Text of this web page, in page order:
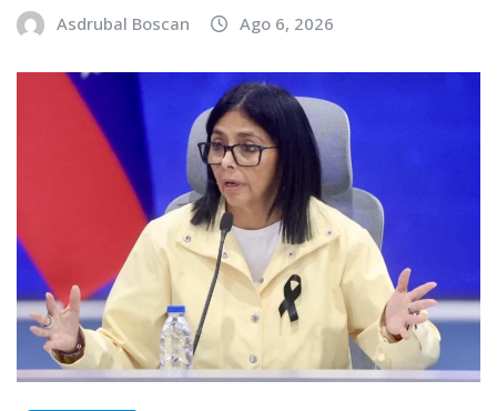
Asdrubal Boscan Ago 6, 2026